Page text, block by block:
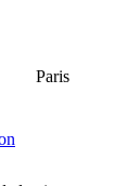
Paris